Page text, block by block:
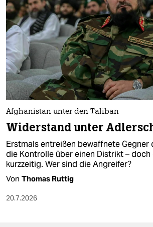
Afghanistan unter den Taliban
Widerstand unter
Erstmals entreißen bewaffnete Gegner
die Kontrolle über einen Distrikt – doch
kurzzeitig. Wer sind die Angreifer?
Von Thomas Ruttig
20.7.2026